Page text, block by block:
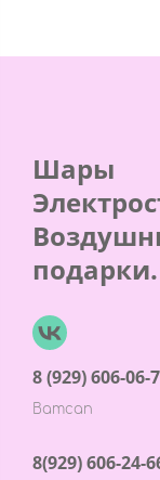
Шары
подарки.
8 (929) 606-06-
Ватсап
8(929) 606-24-